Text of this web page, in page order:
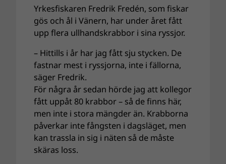
Yrkesfiskaren Fredrik Fredén, som fiskar
gös och ål i Vänern, har under året fått
upp flera ullhandskrabbor i sina ryssjor.
– Hittills i år har jag fått sju stycken. De
fastnar mest i ryssjorna, inte i fällorna,
säger Fredrik.
För några år sedan hörde jag att kollegor
fått uppåt 80 krabbor – så de finns här,
men inte i stora mängder än. Krabborna
påverkar inte fångsten i dagsläget, men
kan trassla in sig i näten så de måste
skäras loss.